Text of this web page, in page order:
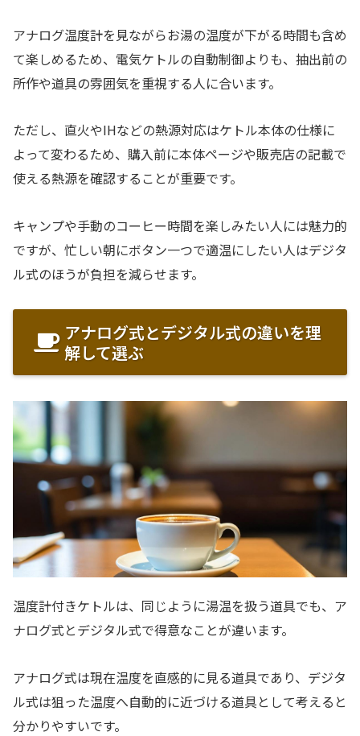
アナログ温度計を見ながらお湯の温度が下がる時間も含め
て楽しめるため、電気ケトルの自動制御よりも、抽出前の
所作や道具の雰囲気を重視する人に合います。
ただし、直火やIHなどの熱源対応はケトル本体の仕様に
よって変わるため、購入前に本体ページや販売店の記載で
使える熱源を確認することが重要です。
キャンプや手動のコーヒー時間を楽しみたい人には魅力的
ですが、忙しい朝にボタン一つで適温にしたい人はデジタ
ル式のほうが負担を減らせます。
アナログ式とデジタル式の違いを理
解して選ぶ
温度計付きケトルは、同じように湯温を扱う道具でも、ア
ナログ式とデジタル式で得意なことが違います。
アナログ式は現在温度を直感的に見る道具であり、デジタ
ル式は狙った温度へ自動的に近づける道具として考えると
分かりやすいです。